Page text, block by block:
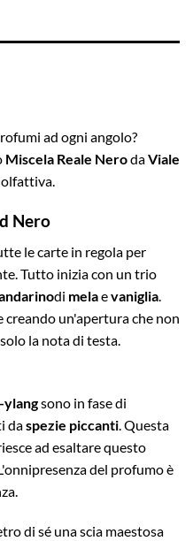
ad ogni angolo?
Miscela Reale NerodaViale
Nero
le carte in regola per
Tutto inizia con un trio
di melaevaniglia
creando un'apertura che non
la nota di testa.
ylangsono in fase di
daspezie piccanti . Questa
ad esaltare questo
del profumo è
di sé una scia maestosa